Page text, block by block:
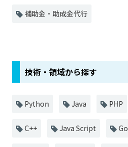
補助金・助成金代行
技術・領域から探す
Python Java PHP
C++ Java Script Go